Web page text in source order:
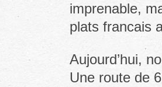
imprenable,
plats francais
Aujourd’hui,
Une route de